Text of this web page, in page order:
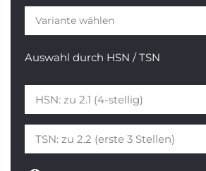
Variante wählen
Auswahl durch HSN / TSN